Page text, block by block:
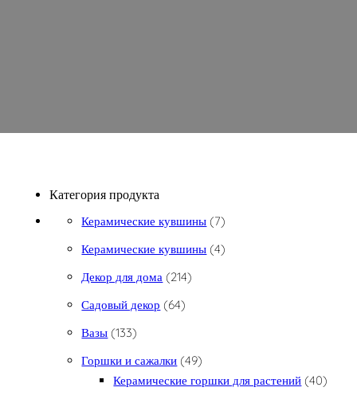
Категория продукта
Керамические кувшины 77 товаров
Керамические кувшины 44 товара
Декор для дома 214214 товаров
Садовый декор
6464 товара
Вазы 133133 товара
Горшки и сажалки 4949 товаров
Керамические горшки для растений 4040